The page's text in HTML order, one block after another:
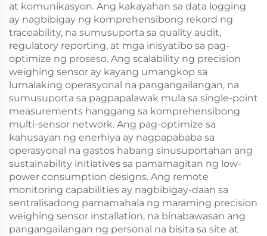
at komunikasyon. Ang kakayahan sa data logging
ay nagbibigay ng komprehensibong rekord ng
traceability, na sumusuporta sa quality audit,
regulatory reporting, at mga inisyatibo sa pag-
optimize ng proseso. Ang scalability ng precision
weighing sensor ay kayang umangkop sa
lumalaking operasyonal na pangangailangan, na
sumusuporta sa pagpapalawak mula sa single-point
measurements hanggang sa komprehensibong
multi-sensor network. Ang pag-optimize sa
kahusayan ng enerhiya ay nagpapababa sa
operasyonal na gastos habang sinusuportahan ang
sustainability initiatives sa pamamagitan ng low-
power consumption designs. Ang remote
monitoring capabilities ay nagbibigay-daan sa
sentralisadong pamamahala ng maraming precision
weighing sensor installation, na binabawasan ang
pangangailangan ng personal na bisita sa site at